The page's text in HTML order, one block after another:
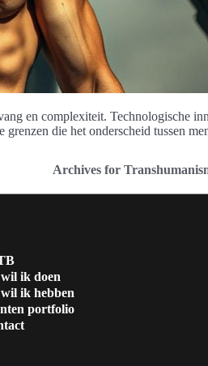
en complexiteit. Technologische
die het onderscheid tussen
Archives for
ik doen
ik hebben
portfolio